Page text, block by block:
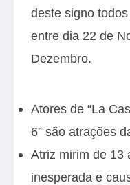
deste signo
entre dia 22 de
Dezembro.
Atores de “La
6” são atrações
Atriz mirim de 13
inesperada e